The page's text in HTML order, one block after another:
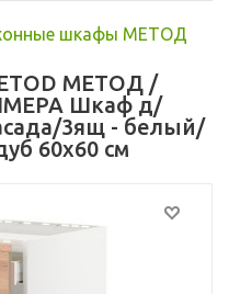
шкафы МЕТОД
МЕТОД /
Шкаф д/
3ящ - белый/
60x60 см